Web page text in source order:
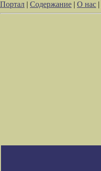
Портал | Содержание | О нас |